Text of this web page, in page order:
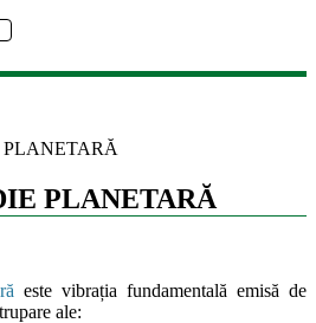
PLANETARĂ
este vibrația fundamentală emisă de
ale: